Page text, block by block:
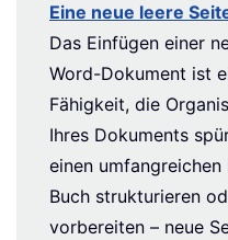
Eine neue leere
Das Einfügen einer
Word-Dokument ist
Fähigkeit, die
Ihres Dokuments
einen
Buch strukturieren
vorbereiten – neue